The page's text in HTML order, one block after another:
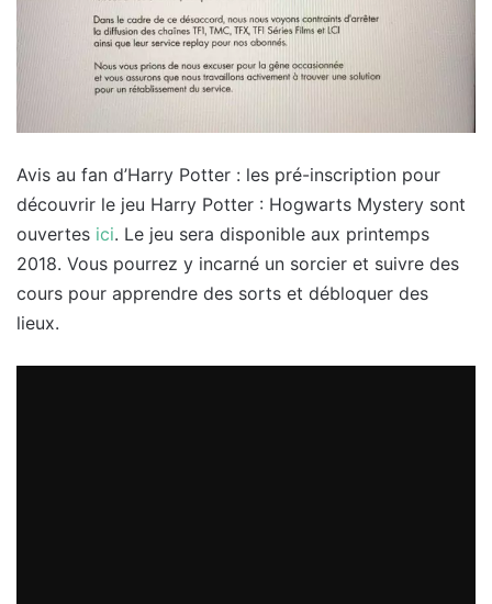
Avis au fan d’Harry Potter : les pré-inscription pour
découvrir le jeu Harry Potter : Hogwarts Mystery sont
ouvertes ici. Le jeu sera disponible aux printemps
2018. Vous pourrez y incarné un sorcier et suivre des
cours pour apprendre des sorts et débloquer des
lieux.